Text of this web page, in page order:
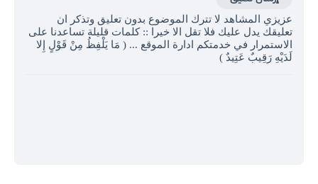
عزيزي المشاهد لا تترك الموضوع بدون تعليق وتذكر ان
تعليقك يدل عليك فلا تقل الا خيرا :: كلمات قليلة تساعدنا على
الاستمرار في خدمتكم ادارة الموقع ... ( مَا يَلْفِظُ مِنْ قَوْلٍ إِلا
لَدَيْهِ رَقِيبٌ عَتِيدٌ )